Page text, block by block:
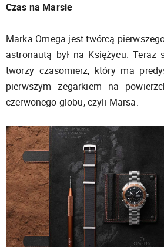
Czas na Marsie
Marka Omega jest twórcą
astronautą był na Księżycu. Teraz
tworzy czasomierz, który ma
pierwszym zegarkiem na
czerwonego globu, czyli Marsa.